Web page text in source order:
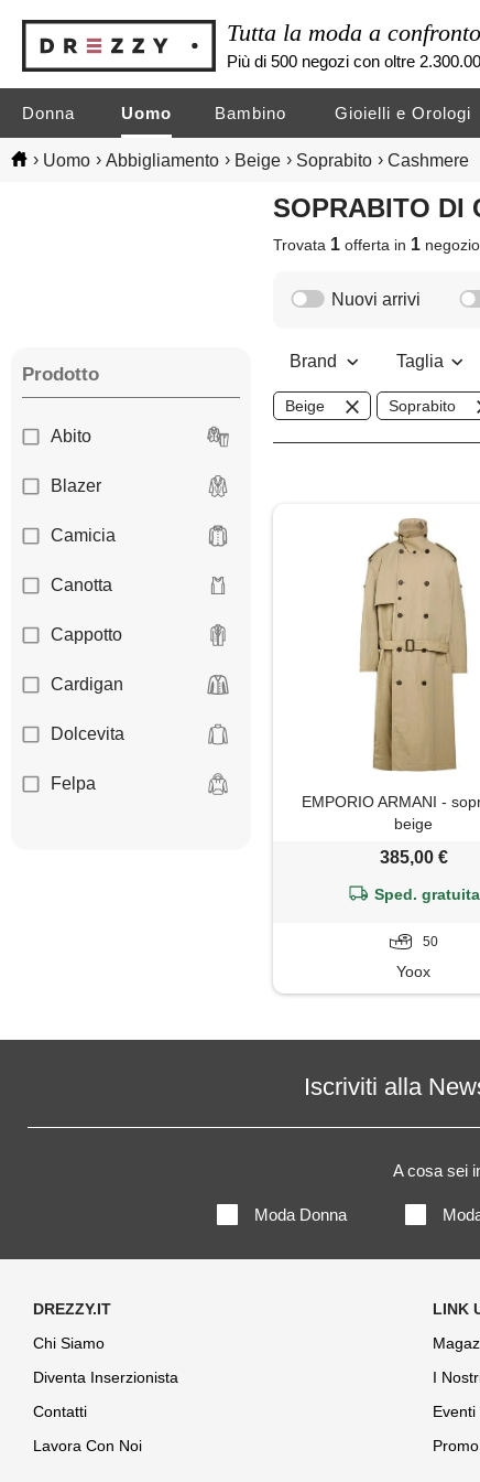
Tutta la moda a confronto
Più di 500 negozi con oltre
Donna Uomo Bambino Gioielli e Orologi
› Uomo › Abbigliamento › Beige › Soprabito › Cashmere
SOPRABITO
Trovata 1 offerta in 1
Prodotto
Abito
Blazer
Camicia
Canotta
Cappotto
Cardigan
Dolcevita
Felpa
Maglione
Shorts
Nuovi arrivi
Brand Taglia
Beige Soprabito
EMPORIO ARMANI -
beige
385,00 €
Sped. gratuita
50
Yoox
Iscriviti alla
A cosa sei
Moda Donna
Chi Siamo
Diventa Inserzionista
Contatti
Lavora Con Noi
I
Eventi
Promo